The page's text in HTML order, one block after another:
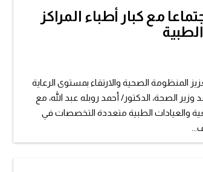
مع كبار أطباء المراكز
المنظومة الصحية والارتقاء بمستوى الرعاية
الصحة، الدكتور/ أحمد روبله عبد الله، مع
والعيادات الطبية متعددة التخصصات في